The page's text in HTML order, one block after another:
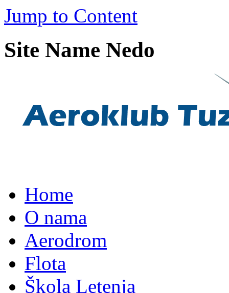
Jump to Content
Site Name Nedo
Home
O nama
Aerodrom
Flota
Škola Letenja